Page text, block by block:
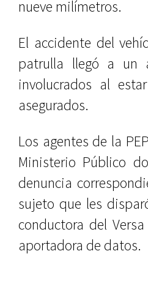
nueve milímetros.
El accidente del
patrulla llegó a un
involucrados al
asegurados.
Los agentes de la
Ministerio Público
denuncia
sujeto que les
conductora del
aportadora de datos.